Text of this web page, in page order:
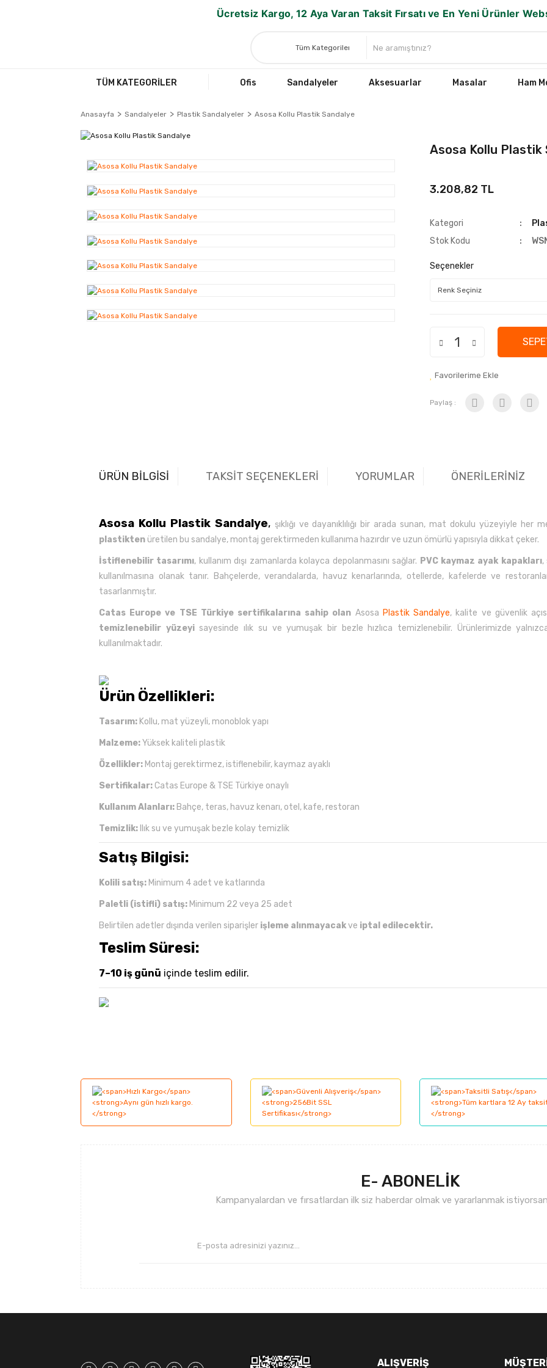
Ücretsiz Kargo, 12 Aya Varan Taksit Fırsatı ve En Yeni Ürünler
TÜM KATEGORİLER Ofis Sandalyeler Aksesuarlar Masalar Ham
Anasayfa Sandalyeler Plastik Sandalyeler Asosa Kollu Plastik Sandalye
Asosa Kollu Plastik
3.208,82 TL
Kategori
Stok Kodu
Seçenekler
Favorilerime Ekle
Paylaş :
ÜRÜN BİLGİSİ TAKSİT SEÇENEKLERİ YORUMLAR ÖNERİLERİNİZ
Asosa Kollu Plastik Sandalye, şıklığı ve dayanıklılığı bir arada sunan, mat dokulu yüzeyiyle her
plastikten üretilen bu sandalye, montaj gerektirmeden kullanıma hazırdır ve uzun ömürlü yapısıyla dikkat çeker.
İstiflenebilir tasarımı, kullanım dışı zamanlarda kolayca depolanmasını sağlar. PVC kaymaz ayak kapakları,
kullanılmasına olanak tanır. Bahçelerde, verandalarda, havuz kenarlarında, otellerde, kafelerde ve
tasarlanmıştır.
Catas Europe ve TSE Türkiye sertifikalarına sahip olan Asosa Plastik Sandalye, kalite ve güvenlik
temizlenebilir yüzeyisayesinde ılık su ve yumuşak bir bezle hızlıca temizlenebilir. Ürünlerimizde
kullanılmaktadır.
Ürün Özellikleri:
Tasarım: Kollu, mat yüzeyli, monoblok yapı
Malzeme:Yüksek kaliteli plastik
Özellikler: Montaj gerektirmez, istiflenebilir, kaymaz ayaklı
Sertifikalar: Catas Europe & TSE Türkiye onaylı
Kullanım Alanları: Bahçe, teras, havuz kenarı, otel, kafe, restoran
Temizlik: Ilık su ve yumuşak bezle kolay temizlik
Satış Bilgisi:
Kolili satış: Minimum 4 adet ve katlarında
Paletli (istifli) satış: Minimum 22 veya 25 adet
Belirtilen adetler dışında verilen siparişler işleme alınmayacakve iptal edilecektir.
Teslim Süresi:
7–10 iş günü içinde teslim edilir.
Ürün resmi kalitesiz, bozuk veya görüntülenemiyor.
Ürün açıklamasında eksik bilgiler bulunuyor.
E- ABONELİK
Kampanyalardan ve fırsatlardan ilk siz haberdar olmak ve yararlanmak
ALIŞVERİŞ